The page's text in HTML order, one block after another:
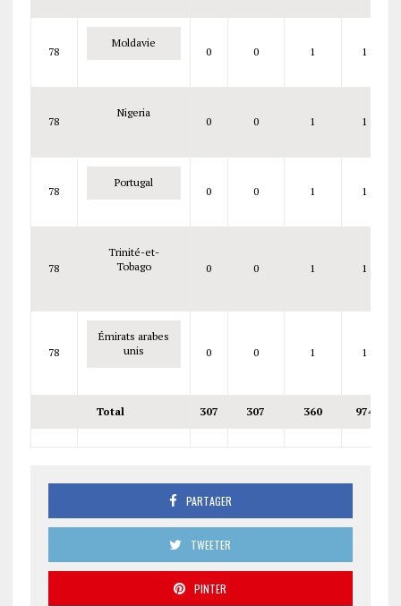
78
Moldavie
0 0 1 1
78
Nigeria
0 0 1 1
78
Portugal
0 0 1 1
78
Trinité-et-
Tobago
0 0 1 1
78
Émirats arabes
unis
0 0 1 1
Total 307 307 360 974
PARTAGER
TWEETER
PINTER